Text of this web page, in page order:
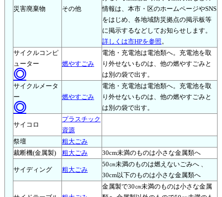
災害廃棄物 その他
情報は、本市・区のホームページやSNS
をはじめ、各地域防災拠点の掲示板等
に掲示するなどしてお知らせします。
詳しくは市HPを参照。
サイクルコンピ
ューター
◎
燃やすごみ
電池・充電池は電池類へ。充電池を取
り外せないものは、他の燃やすごみと
は別の袋で出す。
サイクルメータ
ー
◎
燃やすごみ
電池・充電池は電池類へ。充電池を取
り外せないものは、他の燃やすごみと
は別の袋で出す。
サイコロ
プラスチック
資源
祭壇
粗大ごみ
裁断機(金属製)
粗大ごみ 30cm未満のものは小さな金属類へ
サイディング 粗大ごみ
50㎝未満のものは燃えないごみへ 、
30cm以下のものは小さな金属類へ
金属製で30㎝未満のものは小さな金属